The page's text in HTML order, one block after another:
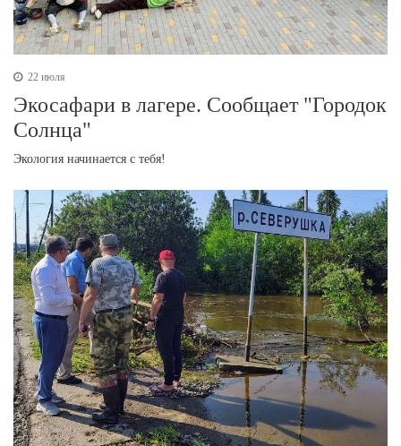
22 июля
Экосафари в лагере. Сообщает "Городок
Солнца"
Экология начинается с тебя!